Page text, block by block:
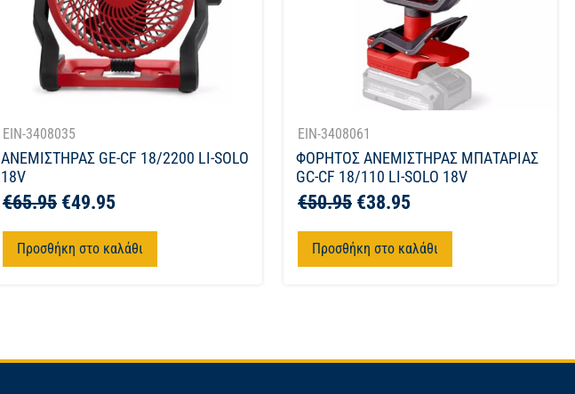
EIN-3408035
ΑΝΕΜΙΣΤΗΡΑΣ GE-CF 18/2200 LI-SOLO
18V
€65.95 €49.95
Προσθήκη στο καλάθι
EIN-3408061
ΦΟΡΗΤΟΣ ΑΝΕΜΙΣΤΗΡΑΣ ΜΠΑΤΑΡΙΑΣ
GC-CF 18/110 LI-SOLO 18V
€50.95 €38.95
Προσθήκη στο καλάθι